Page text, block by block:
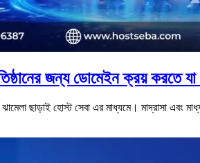
জন্য ডোমেইন ক্রয় করতে যা
ছাড়াই হোস্ট সেবা এর মাধ্যমে। মাদ্রাসা এবং